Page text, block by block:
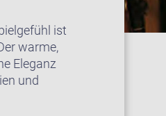
ist
warme,
Eleganz
und